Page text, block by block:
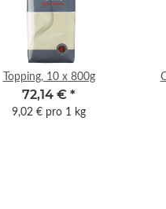
Topping, 10 x 800g
72,14 € *
9,02 € pro 1 kg